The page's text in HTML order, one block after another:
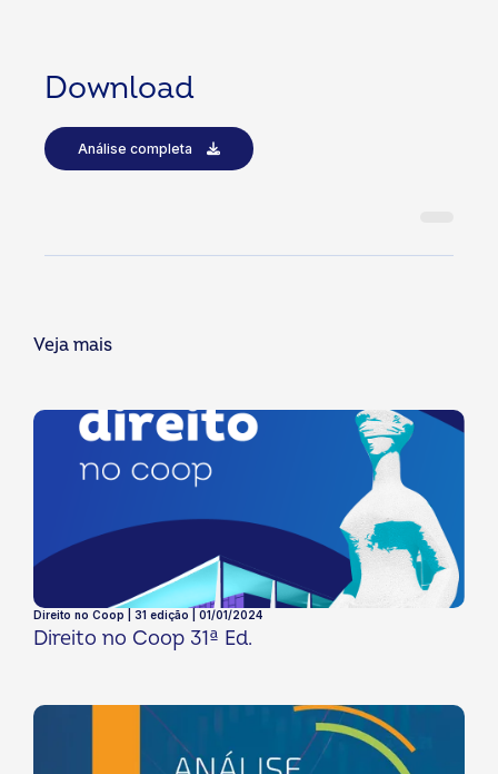
Download
Análise completa
Veja mais
Direito no Coop | 31 edição | 01/01/2024
Direito no Coop 31ª Ed.